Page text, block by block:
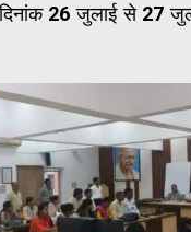
26 जुलाई से 27